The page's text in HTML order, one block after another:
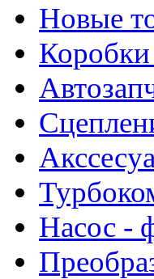
Новые
Коробки
Насос -